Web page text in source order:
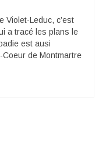
Violet-Leduc, c’est
a tracé les plans le
est ausi
Coeur de Montmartre